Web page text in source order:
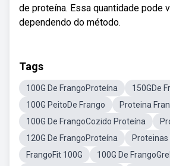
de proteína. Essa quantidade pode
dependendo do método.
Tags
100G De FrangoProteína
150GDe
100G PeitoDe Frango
Proteina
100G De FrangoCozido Proteína
120G De FrangoProteína
Proteinas
FrangoFit 100G
100G De